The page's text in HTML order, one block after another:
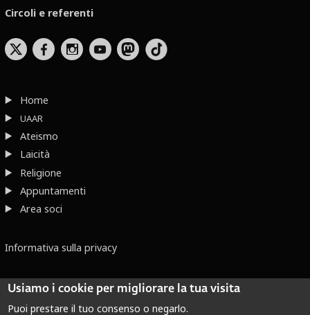
Circoli e referenti
b x r
Home
UAAR
Ateismo
Laicità
Religione
Appuntamenti
Area soci
Informativa sulla privacy
Usiamo i cookie per migliorare la tua visita
Puoi prestare il tuo consenso o negarlo.